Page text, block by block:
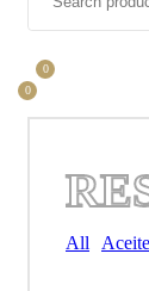
0
0
All